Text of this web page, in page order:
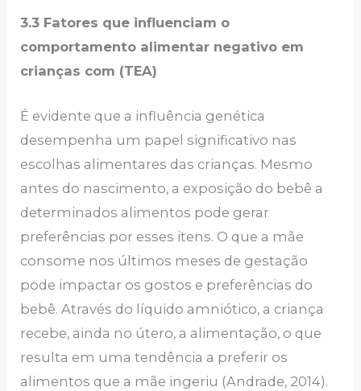
3.3 Fatores que influenciam o
comportamento alimentar negativo em
crianças com (TEA)
É evidente que a influência genética
desempenha um papel significativo nas
escolhas alimentares das crianças. Mesmo
antes do nascimento, a exposição do bebê a
determinados alimentos pode gerar
preferências por esses itens. O que a mãe
consome nos últimos meses de gestação
pode impactar os gostos e preferências do
bebê. Através do líquido amniótico, a criança
recebe, ainda no útero, a alimentação, o que
resulta em uma tendência a preferir os
alimentos que a mãe ingeriu (Andrade, 2014).